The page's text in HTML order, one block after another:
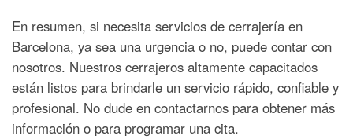
En resumen, si necesita servicios de cerrajería en
Barcelona, ya sea una urgencia o no, puede contar con
nosotros. Nuestros cerrajeros altamente capacitados
están listos para brindarle un servicio rápido, confiable y
profesional. No dude en contactarnos para obtener más
información o para programar una cita.